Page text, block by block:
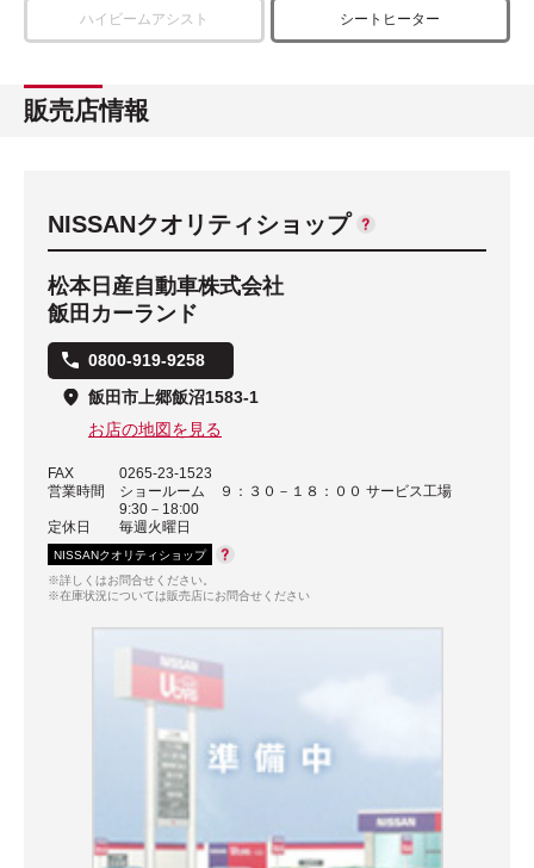
ハイビームアシスト シートヒーター
販売店情報
NISSANクオリティショップ
松本日産自動車株式会社
飯田カーランド
0800-919-9258
飯田市上郷飯沼1583-1
お店の地図を見る
FAX
0265-23-1523
営業時間
ショールーム ９：３０－１８：００ サービス工場
9:30－18:00
定休日
毎週火曜日
NISSANクオリティショップ
※詳しくはお問合せください。
※在庫状況については販売店にお問合せください